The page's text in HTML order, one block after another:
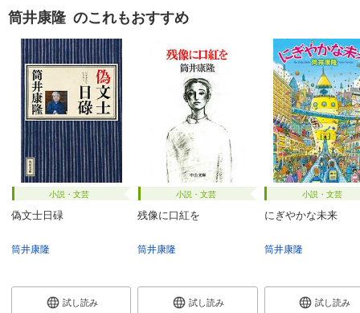
筒井康隆 のこれもおすすめ
小説・文芸
偽文士日碌
筒井康隆
試し読み
小説・文芸
残像に口紅を
筒井康隆
試し読み
小説・文芸
にぎやかな未来
筒井康隆
試し読み